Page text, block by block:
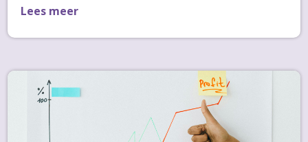
Lees meer